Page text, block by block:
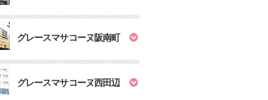
グレースマサコーヌ阪南町
グレースマサコーヌ西田辺